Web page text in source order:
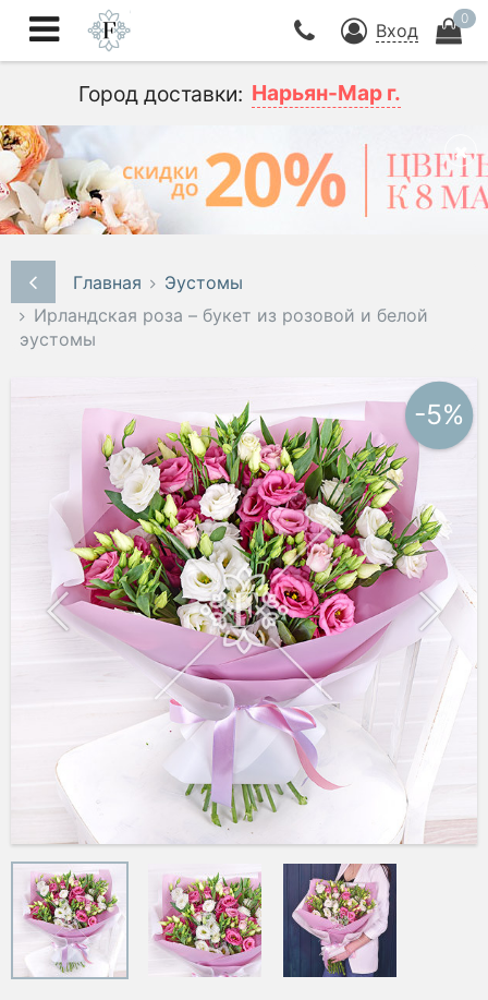
Вход
0
Город доставки: Нарьян-Мар г.
Главная
Эустомы
Ирландская роза – букет из розовой и белой
эустомы
-5%